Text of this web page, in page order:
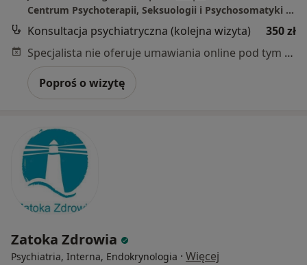
Centrum Psychoterapii, Seksuologii i Psychosomatyki (Mental Path Sopot)
Konsultacja psychiatryczna (kolejna wizyta)
350 zł
Specjalista nie oferuje umawiania online pod tym adresem.
Poproś o wizytę
Zatoka Zdrowia
Psychiatria, Interna, Endokrynologia · Więcej